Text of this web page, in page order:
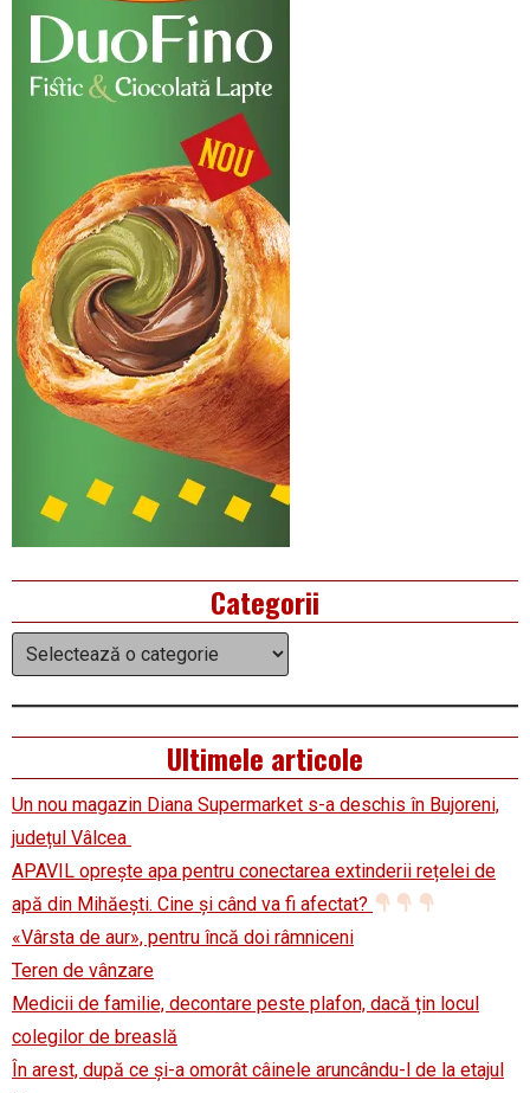
Categorii
Categorii
Ultimele articole
Un nou magazin Diana Supermarket s-a deschis în Bujoreni,
județul Vâlcea
APAVIL oprește apa pentru conectarea extinderii rețelei de
apă din Mihăești. Cine și când va fi afectat?
«Vârsta de aur», pentru încă doi râmniceni
Teren de vânzare
Medicii de familie, decontare peste plafon, dacă țin locul
colegilor de breaslă
În arest, după ce și-a omorât câinele aruncându-l de la etajul